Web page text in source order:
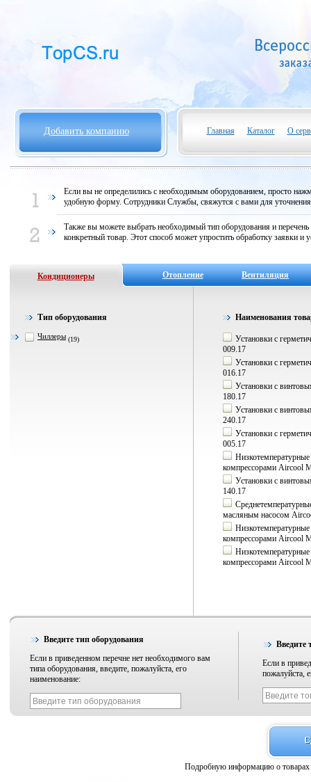
Добавить компанию Главная Каталог О
Если вы не определились с необходимым оборудованием, просто
удобную форму. Сотрудники Службы, свяжутся с вами для
Также вы можете выбрать необходимый тип оборудования и
конкретный товар. Этот способ может упростить обработку заявки и
Кондиционеры Отопление Вентиляция
Тип оборудования
Чиллеры (19)
Наименования
Установки с
009.17
Установки с
016.17
Установки с
180.17
Установки с
240.17
Установки с
005.17
компрессорами Aircool
Установки с
140.17
масляным насосом
компрессорами Aircool
компрессорами Aircool
Введите тип оборудования
Если в приведенном перечне нет необходимого вам
типа оборудования, введите, пожалуйста, его
наименование:
Введите
Если в
пожалуйста,
Подробную информацию о товарах